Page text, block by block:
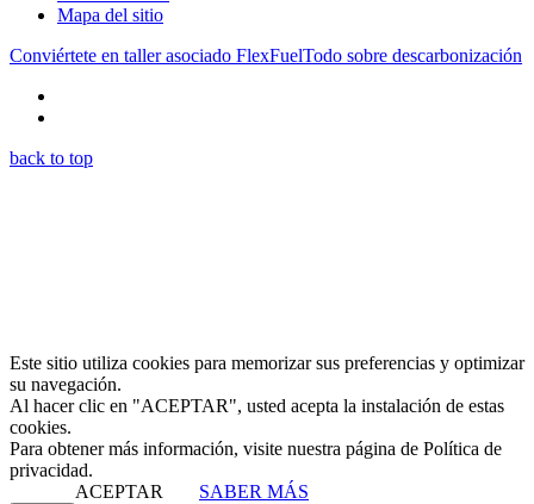
Mapa del sitio
Conviértete en taller asociado FlexFuelTodo sobre descarbonización
back to top
Este sitio utiliza cookies para memorizar sus preferencias y optimizar
su navegación.
Al hacer clic en "ACEPTAR", usted acepta la instalación de estas
cookies.
Para obtener más información, visite nuestra página de Política de
privacidad.
ACEPTAR
SABER MÁS